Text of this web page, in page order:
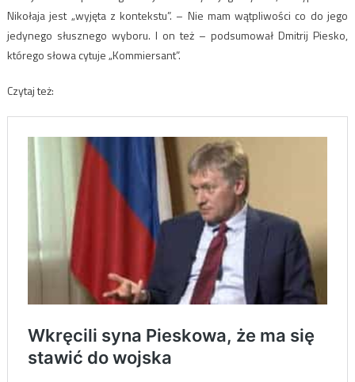
Nikołaja jest „wyjęta z kontekstu”. – Nie mam wątpliwości co do jego
jedynego słusznego wyboru. I on też – podsumował Dmitrij Piesko,
którego słowa cytuje „Kommiersant”.
Czytaj też: